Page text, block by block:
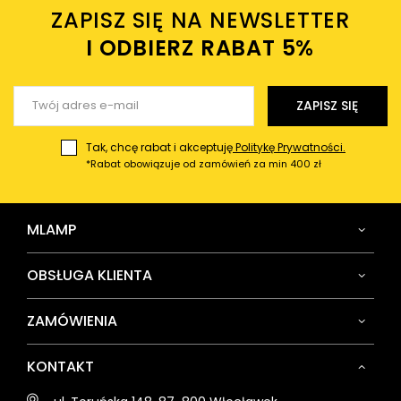
Twój email
ZAPISZ SIĘ NA NEWSLETTER
I ODBIERZ RABAT 5%ㅤ
ZAPISZ SIĘ
Tak, chcę rabat i akceptujęPolitykę Prywatności.
*Rabat obowiązuje od zamówień za min 400 zł
MLAMP
OBSŁUGA KLIENTA
ZAMÓWIENIA
KONTAKT